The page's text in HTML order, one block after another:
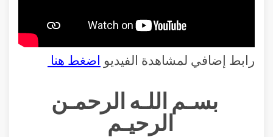
رابط إضافي لمشاهدة الفيديو اضغط هنا
بسـم اللـه الرحمـن
الرحيـم